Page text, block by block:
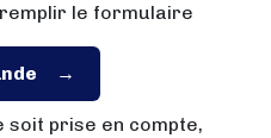
le formulaire
soit prise en compte,